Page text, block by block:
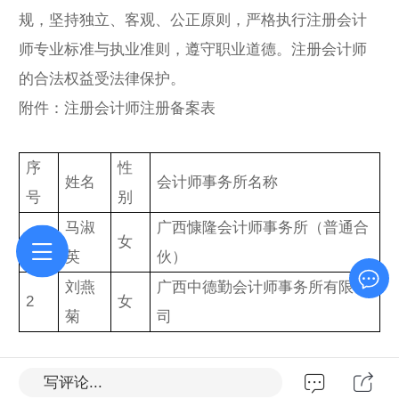
规，坚持独立、客观、公正原则，严格执行注册会计
师专业标准与执业准则，遵守职业道德。注册会计师
的合法权益受法律保护。
附件：注册会计师注册备案表
序
号
姓名
性
别
会计师事务所名称
1
马淑
英
女
广西慷隆会计师事务所（普通合
伙）
2
刘燕
菊
女
广西中德勤会计师事务所有限公
司
广西壮族自治区注册会计师协会
写评论...